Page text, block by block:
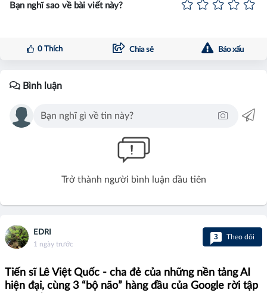
Bạn nghĩ sao về bài viết này?
0Thích Chia sẻ Báo xấu
Bình luận
Trở thành người bình luận đầu tiên
EDRI
1 ngày trước
3 Theo dõi
Tiến sĩ Lê Việt Quốc - cha đẻ của những nền tảng AI
hiện đại, cùng 3 “bộ não” hàng đầu của Google rời tập